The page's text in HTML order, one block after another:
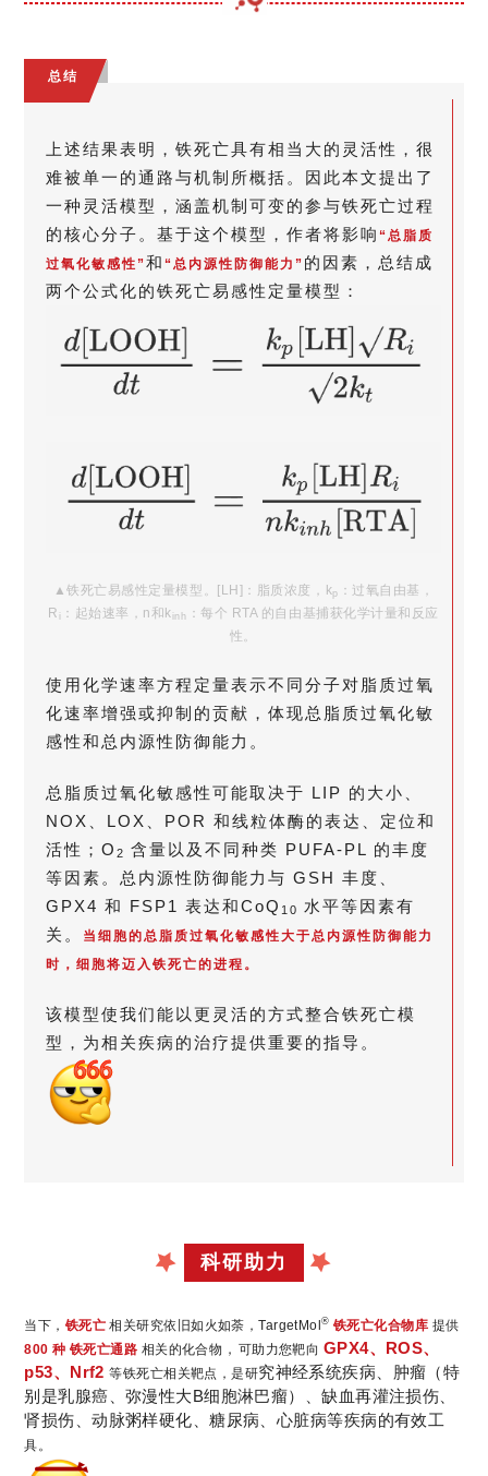
总结
上述结果表明，铁死亡具有相当大的灵活性，很
难被单一的通路与机制所概括。因此本文提出了
一种灵活模型，涵盖机制可变的参与铁死亡过程
的核心分子。基于这个模型，作者将影响“总脂质
过氧化敏感性”和“总内源性防御能力” 的因素，总结成
两个公式化的铁死亡易感性定量模型：
▲铁死亡易感性定量模型。[LH]：脂质浓度，kp ：过氧自由基，
R
：起始速率，n和k inh ：每个 RTA 的自由基捕获化学计量和反应
性。
使用化学速率方程定量表示不同分子对脂质过氧
化速率增强或抑制的贡献，体现总脂质过氧化敏
感性和总内源性防御能力。
总脂质过氧化敏感性可能取决于 LIP 的大小、
NOX、LOX、POR 和线粒体酶的表达、定位和
活性；O2 含量以及不同种类 PUFA-PL 的丰度
等因素。总内源性防御能力与 GSH 丰度、
GPX4 和 FSP1 表达和CoQ 10水平等因素有
关。
当细胞的总脂质过氧化敏感性大于总内源性防御能力
时，细胞将迈入铁死亡的进程。
该模型使我们能以更灵活的方式整合铁死亡模
型，为相关疾病的治疗提供重要的指导。
科研助力
当下， 铁死亡 相关研究依旧如火如荼，TargetMol® 铁死亡化合物库 提供
800 种 铁死亡通路 相关的化合物 ， 可助力您靶向 GPX4、 ROS、
p53、 Nrf2 等铁死亡相关靶点，是研究神经系统疾病、肿瘤（特
别是乳腺癌、弥漫性大B细胞淋巴瘤）、缺血再灌注损伤、
肾损伤、动脉粥样硬化、糖尿病、心脏病等疾病的有效工
具。